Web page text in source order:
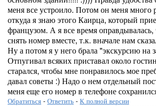
меня все устроило. Потом он меня много
откуда я знаю этого Каирца, который
французом. А я все время
снять номер вместе, т.к. вначале нам
Ну а потом я у него брала "экскурсию на
Отпугивал всяких приставал около
старался, чтобы мне понравилось мое
давал советы :) Надо о нем отдельный
меня еще его номер в телефоне
Обратиться - Ответить - К полной версии